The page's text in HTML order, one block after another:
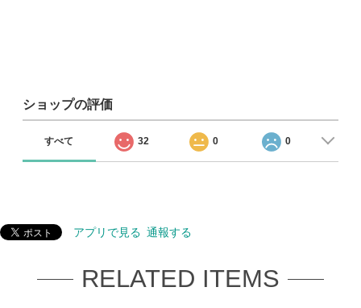
ショップの評価
すべて 32 0 0
アプリで見る 通報する
RELATED ITEMS